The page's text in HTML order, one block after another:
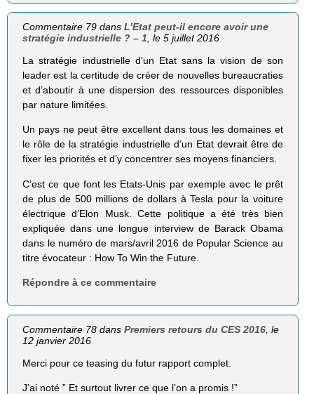
Commentaire 79 dansL’Etat peut-il encore avoir une
stratégie industrielle ? – 1, le 5 juillet 2016
La stratégie industrielle d’un Etat sans la vision de son
leader est la certitude de créer de nouvelles bureaucraties
et d’aboutir à une dispersion des ressources disponibles
par nature limitées.
Un pays ne peut être excellent dans tous les domaines et
le rôle de la stratégie industrielle d’un Etat devrait être de
fixer les priorités et d’y concentrer ses moyens financiers.
C’est ce que font les Etats-Unis par exemple avec le prêt
de plus de 500 millions de dollars à Tesla pour la voiture
électrique d’Elon Musk. Cette politique a été très bien
expliquée dans une longue interview de Barack Obama
dans le numéro de mars/avril 2016 de Popular Science au
titre évocateur : How To Win the Future.
Répondre à ce commentaire
Commentaire 78 dansPremiers retours du CES 2016 , le
12 janvier 2016
Merci pour ce teasing du futur rapport complet.
J’ai noté ” Et surtout livrer ce que l’on a promis !”